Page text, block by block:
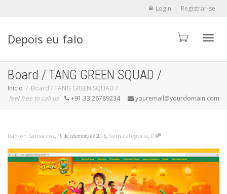
Login Registrar-se
Depois eu falo
Board / TANG GREEN SQUAD /
Inicio
Board / TANG GREEN SQUAD /
feel free to call us
+91.33.26789234 youremail@yourdomain.com
Ramon Samarcos, 10 de setembro de 2015, Sem categoria, 0